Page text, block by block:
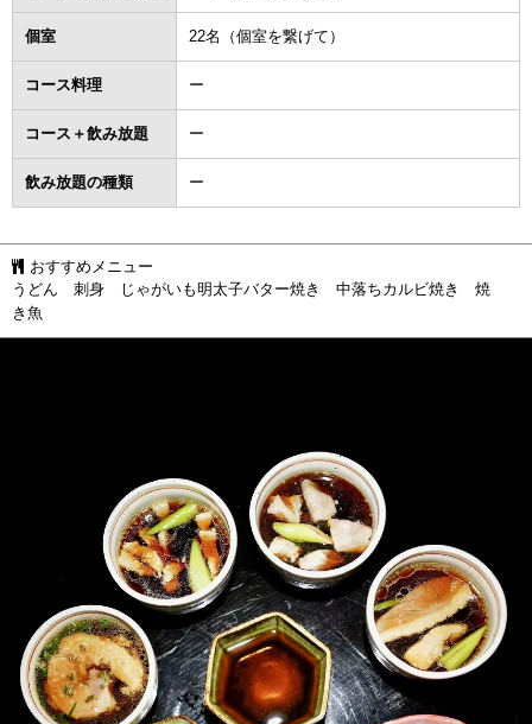
個室 22名（個室を繋げて）
コース料理 ー
コース＋飲み放題 ー
飲み放題の種類 ー
おすすめメニュー
うどん 刺身 じゃがいも明太子バター焼き 中落ちカルビ焼き 焼
き魚